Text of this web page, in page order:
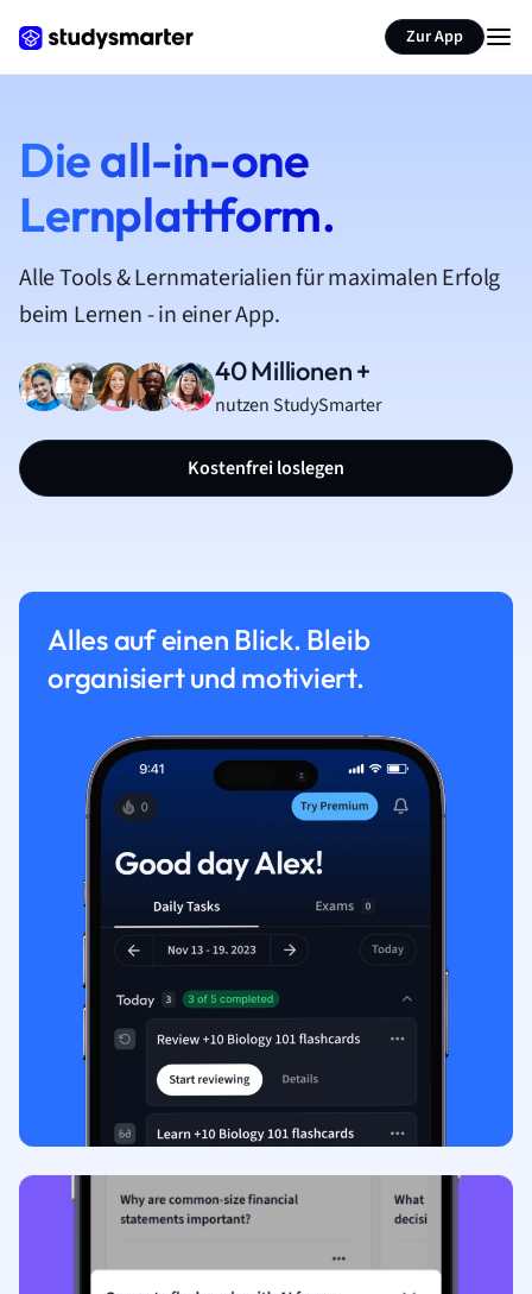
Zur App
Die all-in-one
Lernplattform.
Alle Tools & Lernmaterialien für maximalen Erfolg
beim Lernen - in einer App.
40 Millionen +
nutzen StudySmarter
Kostenfrei loslegen
Alles auf einen Blick. Bleib
organisiert und motiviert.